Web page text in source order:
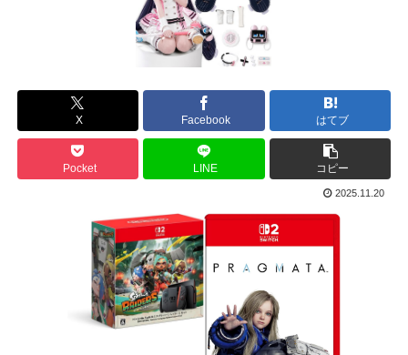
X Facebook はてブ
Pocket LINE コピー
2025.11.20